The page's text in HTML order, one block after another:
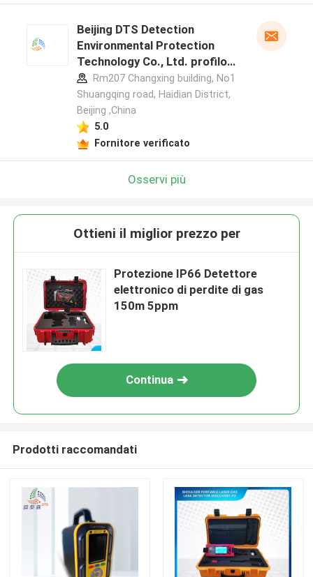
Beijing DTS Detection
Environmental Protection
Technology Co., Ltd. profilo
del produttore
Rm207 Changxing building, No1
Shuangqing road, Haidian District,
Beijing ,China
5.0
Fornitore verificato
Osservi più
Ottieni il miglior prezzo per
Protezione IP66 Detettore
elettronico di perdite di gas
150m 5ppm
Continua
Prodotti raccomandati